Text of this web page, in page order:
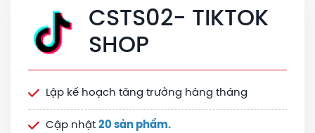
CSTS02- TIKTOK
SHOP
Lập kế hoạch tăng trưởng hàng tháng
Cập nhật 20 sản phẩm.